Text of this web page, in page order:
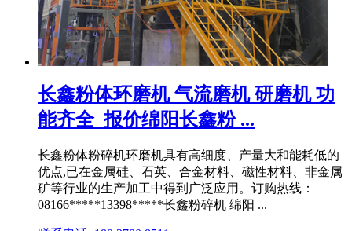
长鑫粉体环磨机 气流磨机 研磨机 功
能齐全_报价绵阳长鑫粉 ...
长鑫粉体粉碎机环磨机具有高细度、产量大和能耗低的
优点,已在金属硅、石英、合金材料、磁性材料、非金属
矿等行业的生产加工中得到广泛应用。订购热线：
08166*****13398*****长鑫粉碎机 绵阳 ...